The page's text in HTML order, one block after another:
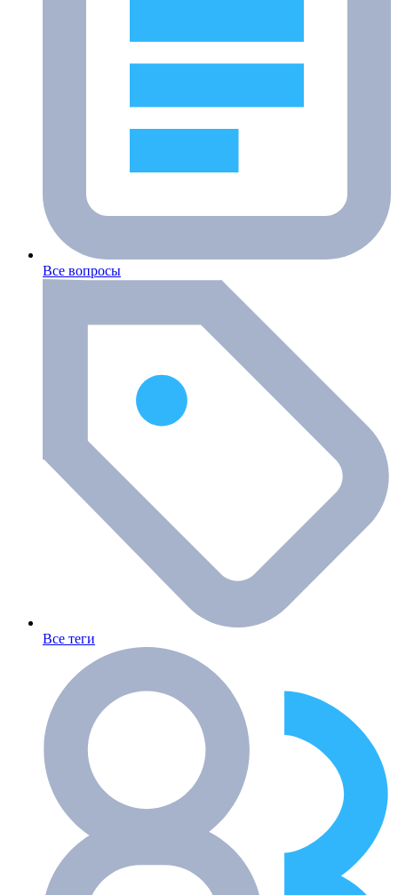
Все вопросы
Все теги